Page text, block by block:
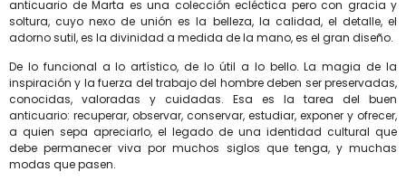
anticuario de Marta es una colección ecléctica pero con gracia y
soltura, cuyo nexo de unión es la belleza, la calidad, el detalle, el
adorno sutil, es la divinidad a medida de la mano, es el gran diseño.
De lo funcional a lo artístico, de lo útil a lo bello. La magia de la
inspiración y la fuerza del trabajo del hombre deben ser preservadas,
conocidas, valoradas y cuidadas. Esa es la tarea del buen
anticuario: recuperar, observar, conservar, estudiar, exponer y ofrecer,
a quien sepa apreciarlo, el legado de una identidad cultural que
debe permanecer viva por muchos siglos que tenga, y muchas
modas que pasen.